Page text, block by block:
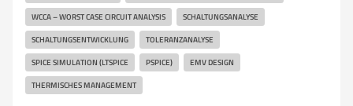
WCCA – WORST CASE CIRCUIT ANALYSIS SCHALTUNGSANALYSE
SCHALTUNGSENTWICKLUNG TOLERANZANALYSE
SPICE SIMULATION (LTSPICE PSPICE) EMV DESIGN
THERMISCHES MANAGEMENT